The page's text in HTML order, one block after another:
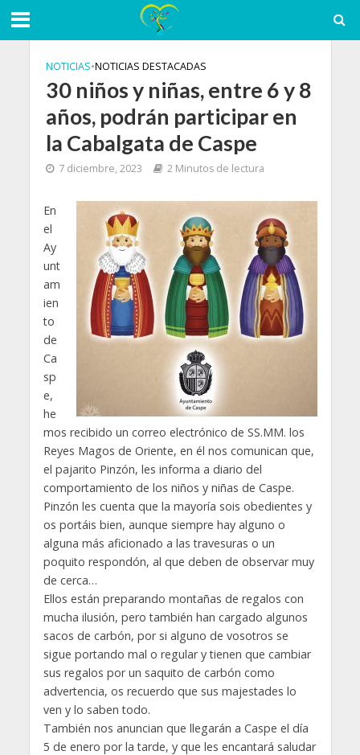
NOTICIAS•NOTICIAS DESTACADAS
30 niños y niñas, entre 6 y 8
años, podrán participar en
la Cabalgata de Caspe
7 diciembre, 2023 2 Minutos de lectura
En
el
Ay
unt
am
ien
to
de
Ca
sp
e,
he
mos recibido un correo electrónico de SS.MM. los
Reyes Magos de Oriente, en él nos comunican que,
el pajarito Pinzón, les informa a diario del
comportamiento de los niños y niñas de Caspe.
Pinzón les cuenta que la mayoría sois obedientes y
os portáis bien, aunque siempre hay alguno o
alguna más aficionado a las travesuras o un
poquito respondón, al que deben de observar muy
de cerca…
Ellos están preparando montañas de regalos con
mucha ilusión, pero también han cargado algunos
sacos de carbón, por si alguno de vosotros se
sigue portando mal o regular y tienen que cambiar
sus regalos por un saquito de carbón como
advertencia, os recuerdo que sus majestades lo
ven y lo saben todo.
También nos anuncian que llegarán a Caspe el día
5 de enero por la tarde, y que les encantará saludar